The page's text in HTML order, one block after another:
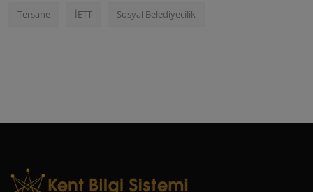
Tersane İETT Sosyal Belediyecilik